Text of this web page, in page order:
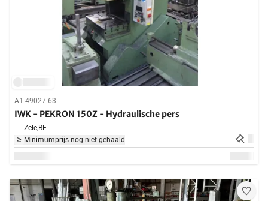
A1-49027-63
IWK - PEKRON 150Z - Hydraulische pers
Zele,BE
Minimumprijs nog niet gehaald